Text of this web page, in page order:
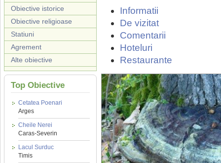
Obiective istorice
Obiective religioase
Statiuni
Agrement
Alte obiective
Top Obiective
Cetatea Poenari
Arges
Cheile Nerei
Caras-Severin
Lacul Surduc
Timis
Informatii
De vizitat
Comentarii
Hoteluri
Restaurante